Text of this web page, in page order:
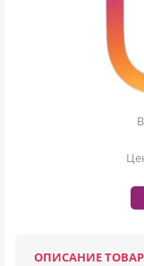
ОПИСАНИЕ
Всего позиций в
Всего товара в